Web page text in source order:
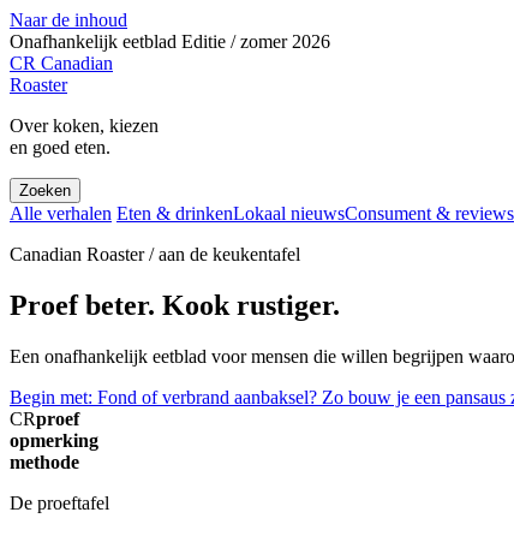
Naar de inhoud
Onafhankelijk eetblad Editie / zomer 2026
CR Canadian
Roaster
Over koken, kiezen
en goed eten.
Zoeken
Alle verhalen Eten & drinkenLokaal nieuwsConsument & reviews
Canadian Roaster / aan de keukentafel
Proef beter. Kook rustiger.
Een onafhankelijk eetblad voor mensen die willen begrijpen
Begin met: Fond of verbrand aanbaksel? Zo bouw je een pansaus
CRproef
opmerking
methode
De proeftafel